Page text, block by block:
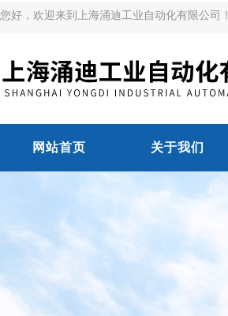
您好，欢迎来到上海涌迪工业自动化有限公司！
网站首页 关于我们